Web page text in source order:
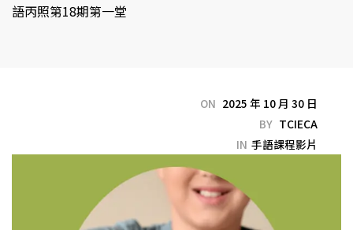
語丙照第18期第一堂
ON 2025 年 10 月 30 日
BY TCIECA
IN 手語課程影片